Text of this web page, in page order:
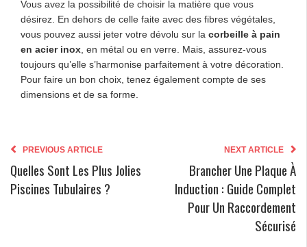
Vous avez la possibilité de choisir la matière que vous
désirez. En dehors de celle faite avec des fibres végétales,
vous pouvez aussi jeter votre dévolu sur la corbeille à pain
en acier inox, en métal ou en verre. Mais, assurez-vous
toujours qu’elle s’harmonise parfaitement à votre décoration.
Pour faire un bon choix, tenez également compte de ses
dimensions et de sa forme.
PREVIOUS ARTICLE
Quelles Sont Les Plus Jolies
Piscines Tubulaires ?
NEXT ARTICLE
Brancher Une Plaque À
Induction : Guide Complet
Pour Un Raccordement
Sécurisé